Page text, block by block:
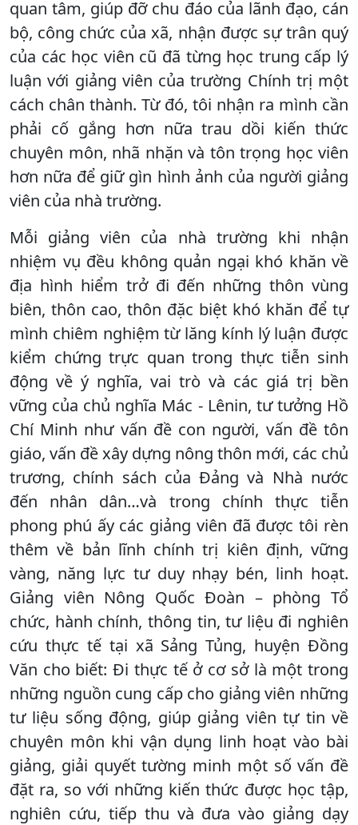
quan tâm, giúp đỡ chu đáo của lãnh đạo, cán
bộ, công chức của xã, nhận được sự trân quý
của các học viên cũ đã từng học trung cấp lý
luận với giảng viên của trường Chính trị một
cách chân thành. Từ đó, tôi nhận ra mình cần
phải cố gắng hơn nữa trau dồi kiến thức
chuyên môn, nhã nhặn và tôn trọng học viên
hơn nữa để giữ gìn hình ảnh của người giảng
viên của nhà trường.
Mỗi giảng viên của nhà trường khi nhận
nhiệm vụ đều không quản ngại khó khăn về
địa hình hiểm trở đi đến những thôn vùng
biên, thôn cao, thôn đặc biệt khó khăn để tự
mình chiêm nghiệm từ lăng kính lý luận được
kiểm chứng trực quan trong thực tiễn sinh
động về ý nghĩa, vai trò và các giá trị bền
vững của chủ nghĩa Mác - Lênin, tư tưởng Hồ
Chí Minh như vấn đề con người, vấn đề tôn
giáo, vấn đề xây dựng nông thôn mới, các chủ
trương, chính sách của Đảng và Nhà nước
đến nhân dân…và trong chính thực tiễn
phong phú ấy các giảng viên đã được tôi rèn
thêm về bản lĩnh chính trị kiên định, vững
vàng, năng lực tư duy nhạy bén, linh hoạt.
Giảng viên Nông Quốc Đoàn – phòng Tổ
chức, hành chính, thông tin, tư liệu đi nghiên
cứu thực tế tại xã Sảng Tủng, huyện Đồng
Văn cho biết: Đi thực tế ở cơ sở là một trong
những nguồn cung cấp cho giảng viên những
tư liệu sống động, giúp giảng viên tự tin về
chuyên môn khi vận dụng linh hoạt vào bài
giảng, giải quyết tường minh một số vấn đề
đặt ra, so với những kiến thức được học tập,
nghiên cứu, tiếp thu và đưa vào giảng dạy